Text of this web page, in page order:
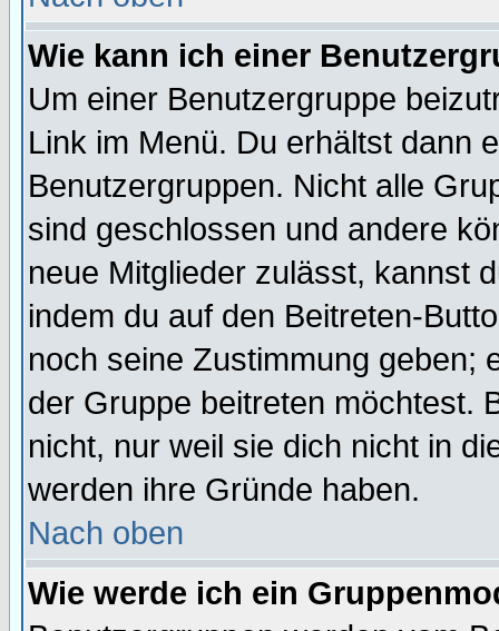
Wie kann ich einer
Um einer Benutzergruppe
Link im Menü. Du erhältst dann
Benutzergruppen. Nicht alle
sind geschlossen und andere
neue Mitglieder zulässt, kannst
indem du auf den Beitreten-
noch seine Zustimmung geben;
der Gruppe beitreten möchtest.
nicht, nur weil sie dich nicht in
werden ihre Gründe haben.
Nach oben
Wie werde ich ein